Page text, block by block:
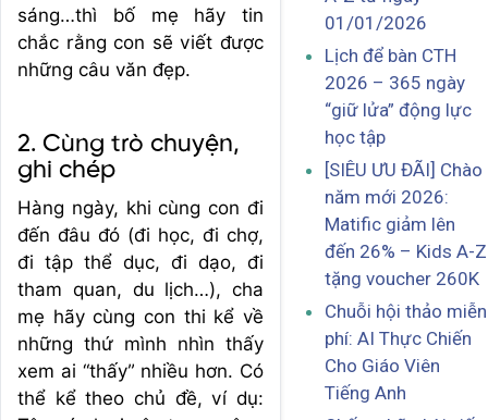
sáng…thì bố mẹ hãy tin
chắc rằng con sẽ viết được
những câu văn đẹp.
2. Cùng trò chuyện,
ghi chép
Hàng ngày, khi cùng con đi
đến đâu đó (đi học, đi chợ,
đi tập thể dục, đi dạo, đi
tham quan, du lịch…), cha
mẹ hãy cùng con thi kể về
những thứ mình nhìn thấy
xem ai “thấy” nhiều hơn. Có
thể kể theo chủ đề, ví dụ:
01/01/2026
Lịch để bàn CTH
2026 – 365 ngày
“giữ lửa” động lực
học tập
[SIÊU ƯU ĐÃI] Chào
năm mới 2026:
Matific giảm lên
đến 26% – Kids A-Z
tặng voucher 260K
Chuỗi hội thảo miễn
phí: AI Thực Chiến
Cho Giáo Viên
Tiếng Anh